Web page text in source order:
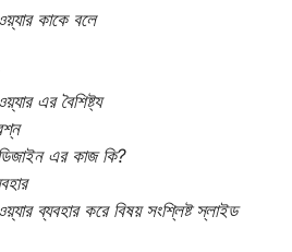
কাকে বলে
এর বৈশিষ্ট্য
ডিজাইন এর কাজ কি?
ব্যবহার করে বিষয় সংশ্লিষ্ট স্লাইড